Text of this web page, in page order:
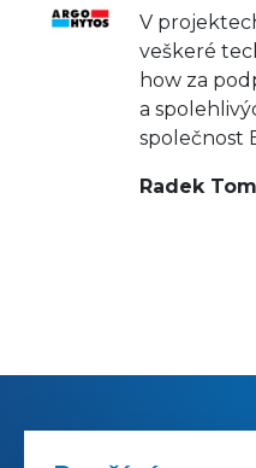
V
veškeré
how za
a
společnost
Radek
Hat Sie die